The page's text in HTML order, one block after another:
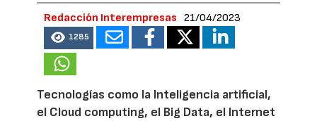
Redacción Interempresas 21/04/2023
1285
Tecnologías como la Inteligencia artificial,
el Cloud computing, el Big Data, el Internet